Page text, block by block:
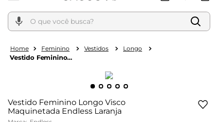
O que você busca?
Feminino Vestidos Longo
Vestido Feminino
Vestido Feminino Longo Visco
Maquinetada Endless Laranja